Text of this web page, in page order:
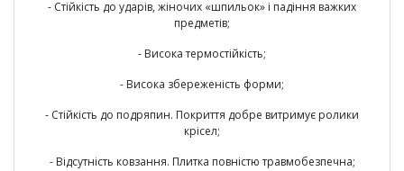
- Стійкість до ударів, жіночих «шпильок» і падіння важких
предметів;
- Висока термостійкість;
- Висока збереженість форми;
- Стійкість до подряпин. Покриття добре витримує ролики
крісел;
- Відсутність ковзання. Плитка повністю травмобезпечна;